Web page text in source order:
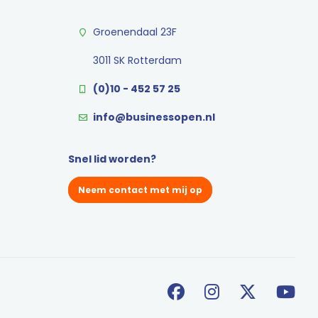
Groenendaal 23F
3011 SK Rotterdam
(0)10 - 452 57 25
info@businessopen.nl
Snel lid worden?
Neem contact met mij op